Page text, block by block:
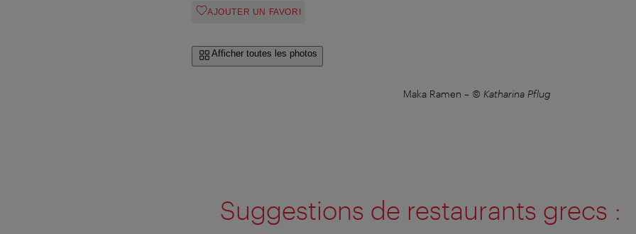
AJOUTER UN FAVORI
Afficher toutes les photos
Maka Ramen – © Katharina Pflug
Suggestions de restaurants grecs :